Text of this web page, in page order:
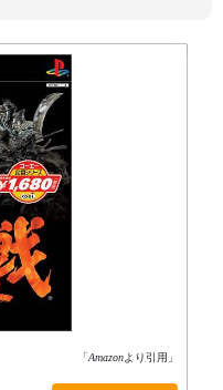
「Amazonより引用」